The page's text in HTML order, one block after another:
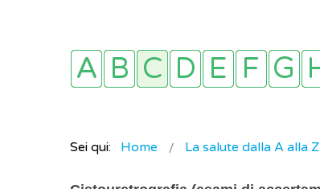
Sei qui: Home La salute dalla A alla Z